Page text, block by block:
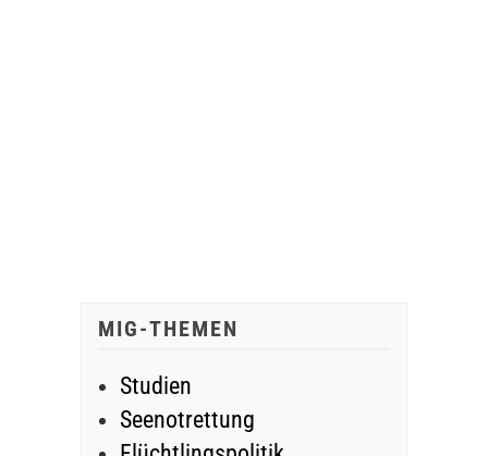
MIG-THEMEN
Studien
Seenotrettung